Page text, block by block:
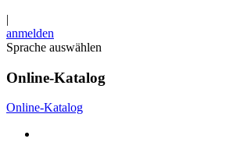
|
anmelden
Sprache auswählen
Online-Katalog
Online-Katalog